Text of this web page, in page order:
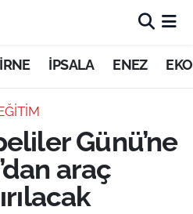
İPSALA ENEZ
Günü’ne
araç